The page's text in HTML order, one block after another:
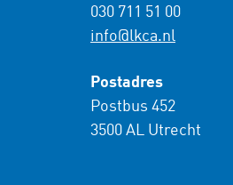
030 711 51 00
info@lkca.nl
Postadres
Postbus 452
3500 AL Utrecht